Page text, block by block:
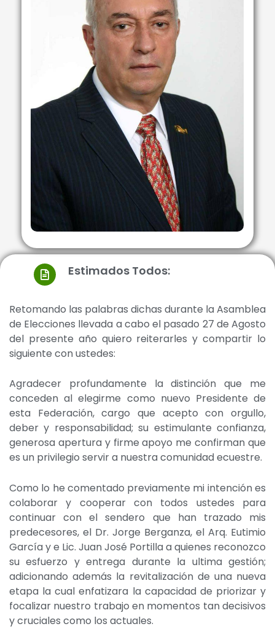
Estimados Todos:
Retomando las palabras dichas durante la Asamblea
de Elecciones llevada a cabo el pasado 27 de Agosto
del presente año quiero reiterarles y compartir lo
siguiente con ustedes:
Agradecer profundamente la distinción que me
conceden al elegirme como nuevo Presidente de
esta Federación, cargo que acepto con orgullo,
deber y responsabilidad; su estimulante confianza,
generosa apertura y firme apoyo me confirman que
es un privilegio servir a nuestra comunidad ecuestre.
Como lo he comentado previamente mi intención es
colaborar y cooperar con todos ustedes para
continuar con el sendero que han trazado mis
predecesores, el Dr. Jorge Berganza, el Arq. Eutimio
García y e Lic. Juan José Portilla a quienes reconozco
su esfuerzo y entrega durante la ultima gestión;
adicionando además la revitalización de una nueva
etapa la cual enfatizara la capacidad de priorizar y
focalizar nuestro trabajo en momentos tan decisivos
y cruciales como los actuales.